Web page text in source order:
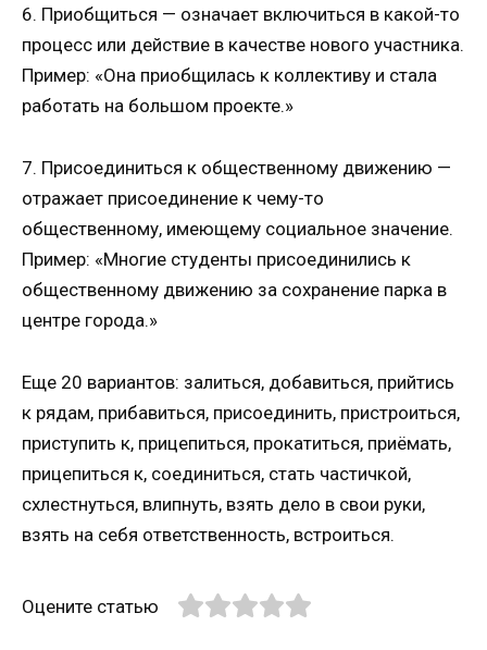
6. Приобщиться — означает включиться в какой-то
процесс или действие в качестве нового участника.
Пример: «Она приобщилась к коллективу и стала
работать на большом проекте.»
7. Присоединиться к общественному движению —
отражает присоединение к чему-то
общественному, имеющему социальное значение.
Пример: «Многие студенты присоединились к
общественному движению за сохранение парка в
центре города.»
Еще 20 вариантов: залиться, добавиться, прийтись
к рядам, прибавиться, присоединить, пристроиться,
приступить к, прицепиться, прокатиться, приёмать,
прицепиться к, соединиться, стать частичкой,
схлестнуться, влипнуть, взять дело в свои руки,
взять на себя ответственность, встроиться.
Оцените статью